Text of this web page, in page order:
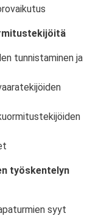
tunnistaminen ja
työskentelyn
syyt